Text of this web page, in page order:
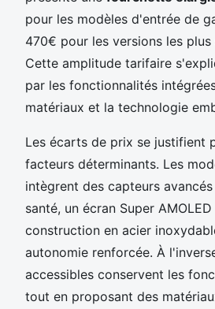
pour les modèles d'entrée de
470€ pour les versions les plus
Cette amplitude tarifaire
par les fonctionnalités
matériaux et la technologie
Les écarts de prix se justifient
facteurs déterminants. Les
intègrent des capteurs
santé, un écran Super
construction en acier
autonomie renforcée. À
accessibles conservent les
tout en proposant des